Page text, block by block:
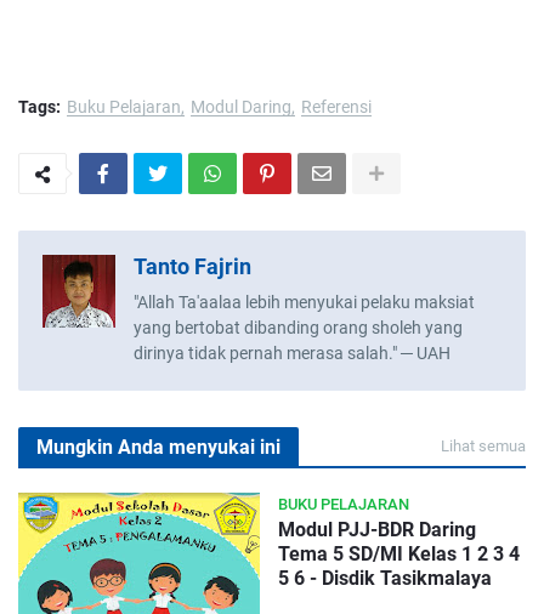
Tags: Buku Pelajaran Modul Daring Referensi
Tanto Fajrin
"Allah Ta'aalaa lebih menyukai pelaku maksiat
yang bertobat dibanding orang sholeh yang
dirinya tidak pernah merasa salah." ─ UAH
Mungkin Anda menyukai ini Lihat semua
BUKU PELAJARAN
Modul PJJ-BDR Daring
Tema 5 SD/MI Kelas 1 2 3 4
5 6 - Disdik Tasikmalaya